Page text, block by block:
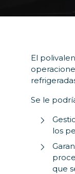
El
Se le
los
que